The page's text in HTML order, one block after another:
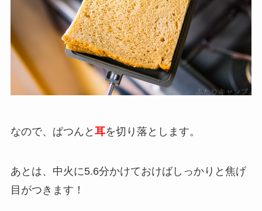
なので、ぱつんと 耳を切り落とします。
あとは、中火に5.6分かけておけばしっかりと焦げ
目がつきます！